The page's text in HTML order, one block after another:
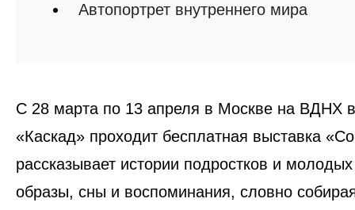
Автопортрет внутреннего мира
С 28 марта по 13 апреля в Москве на ВДНХ
«Каскад» проходит бесплатная выставка
рассказывает истории подростков и
образы, сны и воспоминания, словно